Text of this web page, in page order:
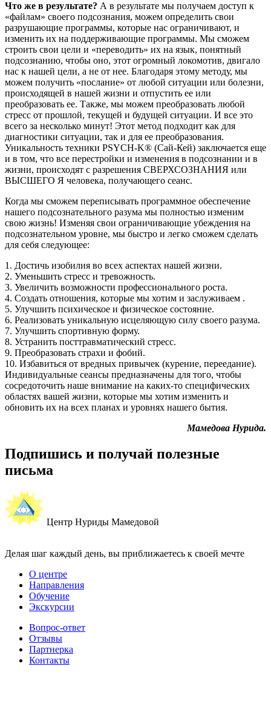
Что же в результате? А в результате мы получаем доступ к
«файлам» своего подсознания, можем определить свои
разрушающие программы, которые нас ограничивают, и
изменить их на поддерживающие программы. Мы сможем
строить свои цели и «переводить» их на язык, понятный
подсознанию, чтобы оно, этот огромный локомотив, двигало
нас к нашей цели, а не от нее. Благодаря этому методу, мы
можем получить «послание» от любой ситуации или болезни,
происходящей в нашей жизни и отпустить ее или
преобразовать ее. Также, мы можем преобразовать любой
стресс от прошлой, текущей и будущей ситуации. И все это
всего за несколько минут! Этот метод подходит как для
диагностики ситуации, так и для ее преобразования.
Уникальность техники PSYCH-K® (Сай-Кей) заключается еще
и в том, что все перестройки и изменения в подсознании и в
жизни, происходят с разрешения СВЕРХСОЗНАНИЯ или
ВЫСШЕГО Я человека, получающего сеанс.
Когда мы сможем переписывать программное обеспечение
нашего подсознательного разума мы полностью изменим
свою жизнь! Изменяя свои ограничивающие убеждения на
подсознательном уровне, мы быстро и легко сможем сделать
для себя следующее:
1. Достичь изобилия во всех аспектах нашей жизни.
2. Уменьшить стресс и тревожность.
3. Увеличить возможности профессионального роста.
4. Создать отношения, которые мы хотим и заслуживаем .
5. Улучшить психическое и физическое состояние.
6. Реализовать уникальную исцеляющую силу своего разума.
7. Улучшить спортивную форму.
8. Устранить посттравматический стресс.
9. Преобразовать страхи и фобий.
10. Избавиться от вредных привычек (курение, переедание).
Индивидуальные сеансы предназначены для того, чтобы
сосредоточить наше внимание на каких-то специфических
областях вашей жизни, которые мы хотим изменить и
обновить их на всех планах и уровнях нашего бытия.
Мамедова Нурида.
Подпишись и получай полезные
письма
Центр Нуриды Мамедовой
Делая шаг каждый день, вы приближаетесь к своей мечте
О центре
Направления
Обучение
Экскурсии
Вопрос-ответ
Отзывы
Партнерка
Контакты